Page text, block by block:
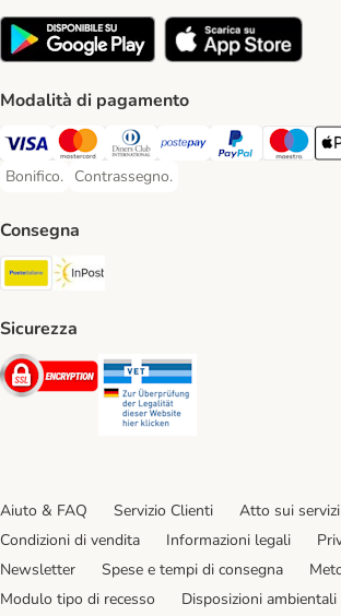
Modalità di pagamento
Visa. Payment Method
Mastercard. Payment Method
Diners Club. Payment Method
Postepay. Payment
PayPal. Payment
Maestro.
Bonifico.
Bonifico. Payment Method
Contrassegno.
Contrassegno. Payment Method
Consegna
Poste Italiane. Shipping Method
Sicurezza
Security
Aiuto & FAQ Servizio Clienti
Atto sui
Condizioni di vendita
Informazioni legali
Newsletter
Spese e tempi di consegna
Modulo tipo di recesso
Disposizioni